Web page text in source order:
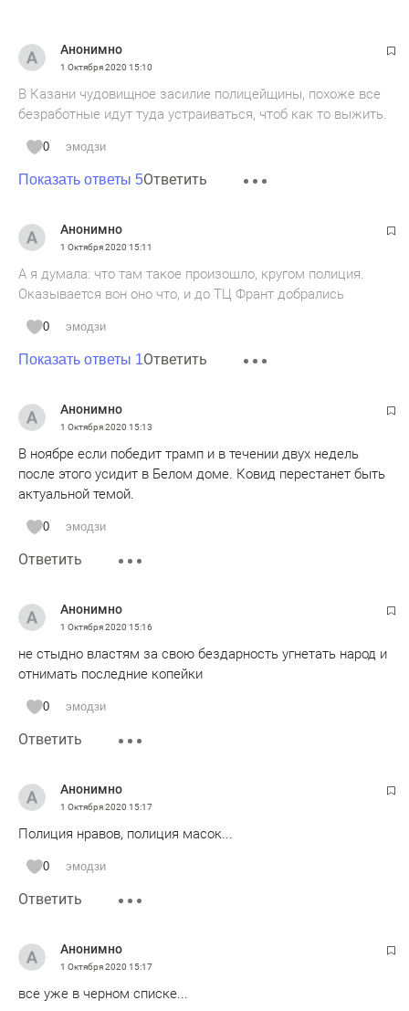
Анонимно
1 Октября 2020 15:10
В Казани чудовищное засилие полицейщины, похоже все
безработные идут туда устраиваться, чтоб как то выжить.
0 эмодзи
Показать ответы 5Ответить
Анонимно
1 Октября 2020 15:11
А я думала: что там такое произошло, кругом полиция.
Оказывается вон оно что, и до ТЦ Франт добрались
0 эмодзи
Показать ответы 1Ответить
Анонимно
1 Октября 2020 15:13
В ноябре если победит трамп и в течении двух недель
после этого усидит в Белом доме. Ковид перестанет быть
актуальной темой.
0 эмодзи
Ответить
Анонимно
1 Октября 2020 15:16
не стыдно властям за свою бездарность угнетать народ и
отнимать последние копейки
0 эмодзи
Ответить
Анонимно
1 Октября 2020 15:17
Полиция нравов, полиция масок...
0 эмодзи
Ответить
Анонимно
1 Октября 2020 15:17
все уже в черном списке...